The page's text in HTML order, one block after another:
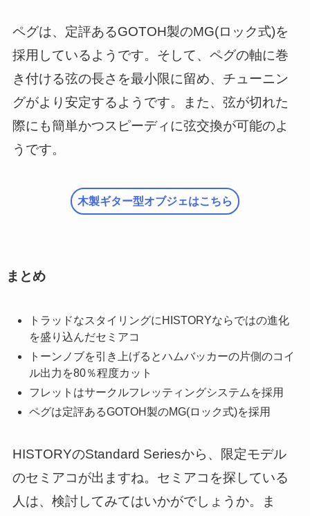
ペグは、定評あるGOTOH製のMG(ロック式)を
採用しているようです。そして、ペグの軸に巻
き付ける弦の長さを最小限に留め、チューニン
グがより安定するようです。また、弦が切れた
際にも簡単かつスピーディに弦交換が可能のよ
うです。
木製ギター型オブジェはこちら
まとめ
トラッドなスタイリングにHISTORYならではの進化
を盛り込んだセミアコ
トーンノブを引き上げるとハムバッカーの片側のコイ
ル出力を80％程度カット
フレットはサークルフレッティングシステムを採用
ペグは定評あるGOTOH製のMG(ロック式)を採用
HISTORYのStandard Seriesから、限定モデル
のセミアコが出ますね。セミアコを探している
人は、検討してみてはいかがでしょうか。ま